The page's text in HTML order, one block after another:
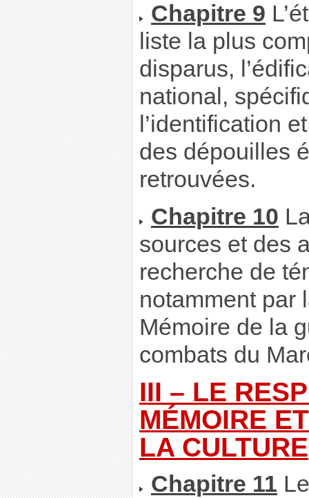
Chapitre 9
liste la plus
disparus,
national,
l’identification
des dépouilles
retrouvées.
Chapitre 10
sources et des
recherche de
notamment par
Mémoire de la
combats du
III – LE
MÉMOIRE
LA CULTURE
Chapitre 11